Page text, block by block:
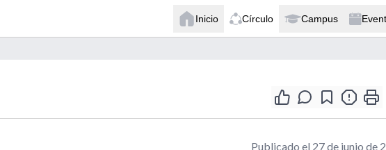
Inicio Círculo Campus
Publicado el 27 de junio de